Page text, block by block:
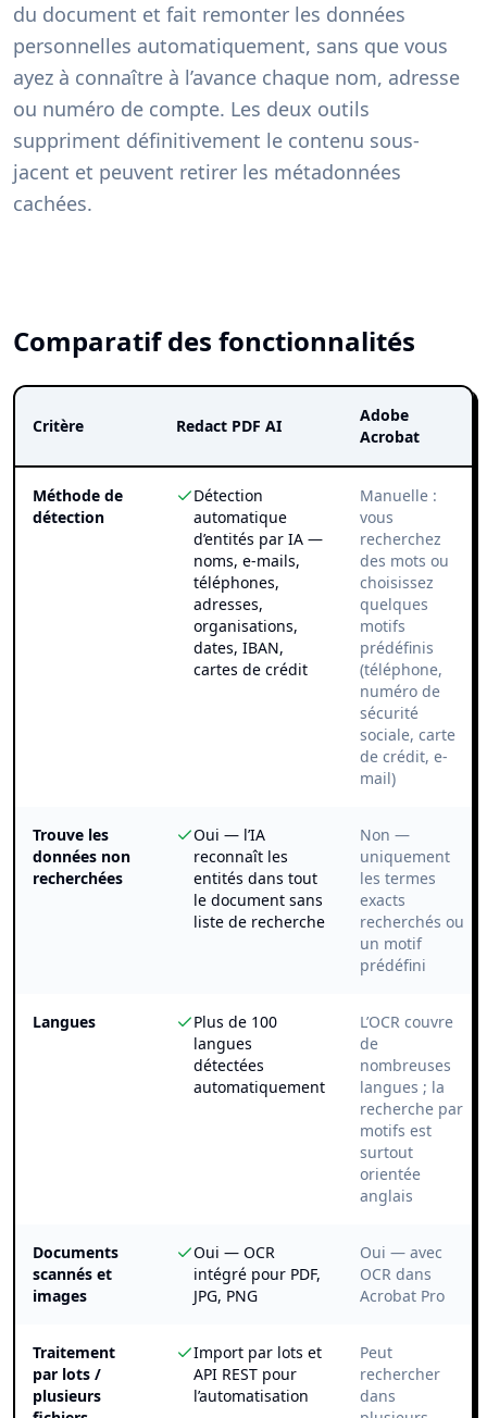
du document et fait remonter les données
personnelles automatiquement, sans que vous
ayez à connaître à l’avance chaque nom, adresse
ou numéro de compte. Les deux outils
suppriment définitivement le contenu sous-
jacent et peuvent retirer les métadonnées
cachées.
Comparatif des fonctionnalités
Critère Redact PDF AI
Adobe
Acrobat
Méthode de
détection
Détection
automatique
d’entités par IA —
noms, e-mails,
téléphones,
adresses,
organisations,
dates, IBAN,
cartes de crédit
Manuelle :
vous
recherchez
des mots ou
choisissez
quelques
motifs
prédéfinis
(téléphone,
numéro de
sécurité
sociale, carte
de crédit, e-
mail)
Trouve les
données non
recherchées
Oui — l’IA
reconnaît les
entités dans tout
le document sans
liste de recherche
Non —
uniquement
les termes
exacts
recherchés ou
un motif
prédéfini
Langues
Plus de 100
langues
détectées
automatiquement
L’OCR couvre
de
nombreuses
langues ; la
recherche par
motifs est
surtout
orientée
anglais
Documents
scannés et
images
Oui — OCR
intégré pour PDF,
JPG, PNG
Oui — avec
OCR dans
Acrobat Pro
Traitement
par lots /
plusieurs
Import par lots et
API REST pour
l’automatisation
Peut
rechercher
dans